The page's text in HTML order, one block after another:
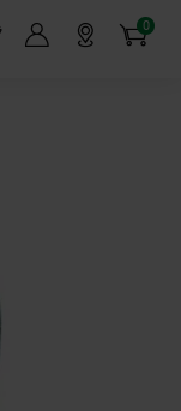
Angebote 0
Artikel